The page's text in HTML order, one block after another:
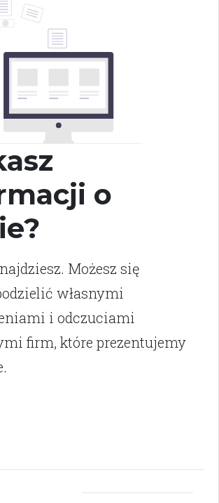
o
Możesz się
własnymi
i odczuciami
firm, które prezentujemy